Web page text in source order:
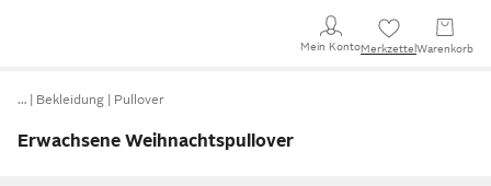
Mein KontoMerkzettel Warenkorb
… Bekleidung Pullover
Erwachsene Weihnachtspullover